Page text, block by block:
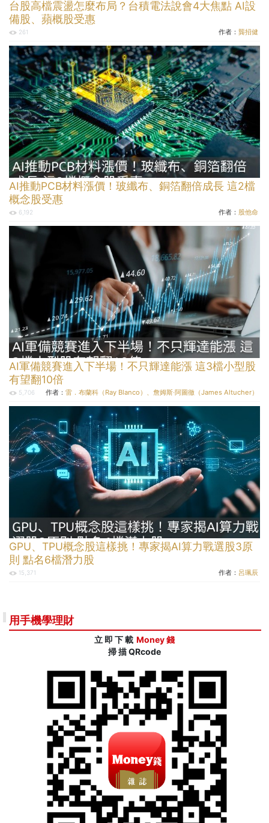
台股高檔震盪怎麼布局？台積電法說會4大焦點 AI設
備股、蘋概股受惠
261 作者： 龔招健
AI推動PCB材料漲價！玻纖布、銅箔翻倍成長 這2檔
概念股受惠
6,192 作者： 股他命
AI軍備競賽進入下半場！不只輝達能漲 這3檔小型股
有望翻10倍
5,706 作者： 雷．布蘭科（Ray Blanco）、詹姆斯‧阿圖徹（James Altucher）
GPU、TPU概念股這樣挑！專家揭AI算力戰選股3原
則 點名6檔潛力股
15,371 作者： 呂珮辰
用手機學理財
立 即 下 載 Money 錢
掃 描 QRcode